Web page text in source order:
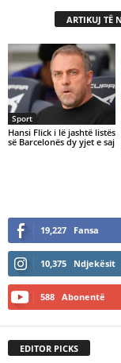
ARTIKUJ TË
Sport
Hansi Flick i lë jashtë listës
së Barcelonës dy yjet e saj
19,227 Fansa
10,375 Ndjekësit
588 Abonentë
EDITOR PICKS